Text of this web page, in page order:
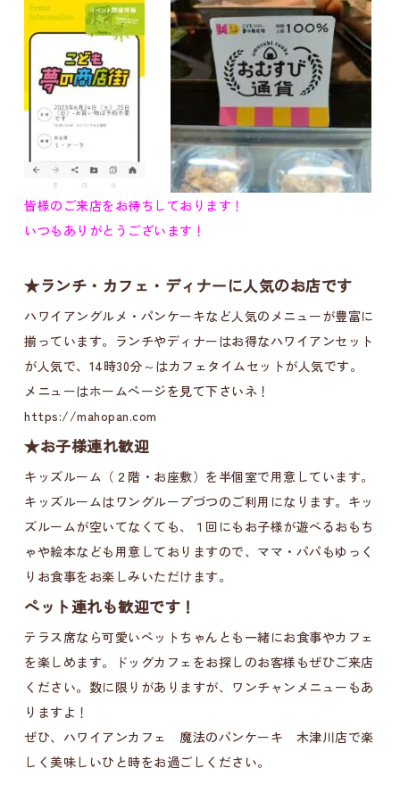
皆様のご来店をお待ちしております！
いつもありがとうございます！
★ランチ・カフェ・ディナーに人気のお店です
ハワイアングルメ・パンケーキなど人気のメニューが豊富に
揃っています。ランチやディナーはお得なハワイアンセット
が人気で、14時30分～はカフェタイムセットが人気です。
メニューはホームページを見て下さいネ！
https://mahopan.com
★お子様連れ歓迎
キッズルーム（２階・お座敷）を半個室で用意しています。
キッズルームはワングループづつのご利用になります。キッ
ズルームが空いてなくても、１回にもお子様が遊べるおもち
ゃや絵本なども用意しておりますので、ママ・パパもゆっく
りお食事をお楽しみいただけます。
ペット連れも歓迎です！
テラス席なら可愛いペットちゃんとも一緒にお食事やカフェ
を楽しめます。ドッグカフェをお探しのお客様もぜひご来店
ください。数に限りがありますが、ワンチャンメニューもあ
りますよ！
ぜひ、ハワイアンカフェ 魔法のパンケーキ 木津川店で楽
しく美味しいひと時をお過ごしください。